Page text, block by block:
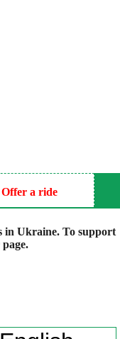
Offer a ride
in Ukraine. To support